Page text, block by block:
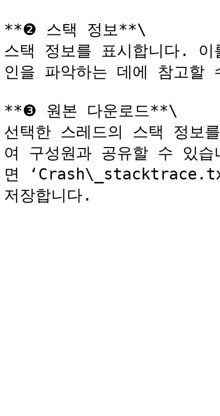
**❷ 스택 정보**\
스택 정보를 표시합니다.
인을 파악하는 데에 참고할
**❸ 원본 다운로드**\
선택한 스레드의 스택 정
여 구성원과 공유할 수 있
면